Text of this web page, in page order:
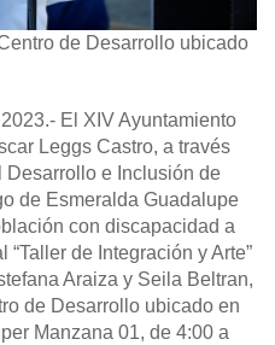
de Desarrollo ubicado
El XIV Ayuntamiento
Leggs Castro, a través
Desarrollo e Inclusión de
de Esmeralda Guadalupe
con discapacidad a
de Integración y Arte”
Araiza y Seila Beltran,
de Desarrollo ubicado en
Manzana 01, de 4:00 a